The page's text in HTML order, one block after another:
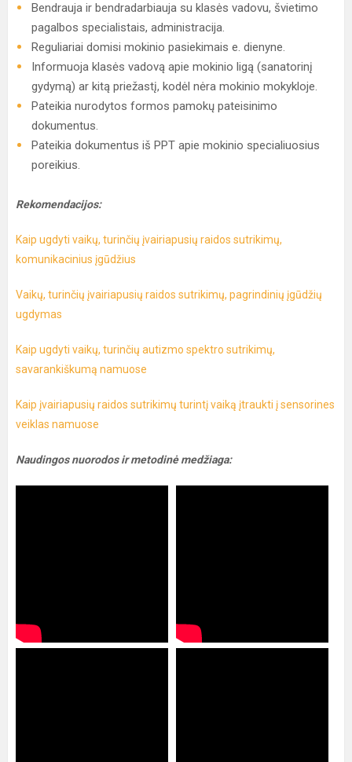
Bendrauja ir bendradarbiauja su klasės vadovu, švietimo
pagalbos specialistais, administracija.
Reguliariai domisi mokinio pasiekimais e. dienyne.
Informuoja klasės vadovą apie mokinio ligą (sanatorinį
gydymą) ar kitą priežastį, kodėl nėra mokinio mokykloje.
Pateikia nurodytos formos pamokų pateisinimo
dokumentus.
Pateikia dokumentus iš PPT apie mokinio specialiuosius
poreikius.
Rekomendacijos:
Kaip ugdyti vaikų, turinčių įvairiapusių raidos sutrikimų,
komunikacinius įgūdžius
Vaikų, turinčių įvairiapusių raidos sutrikimų, pagrindinių įgūdžių
ugdymas
Kaip ugdyti vaikų, turinčių autizmo spektro sutrikimų,
savarankiškumą namuose
Kaip įvairiapusių raidos sutrikimų turintį vaiką įtraukti į sensorines
veiklas namuose
Naudingos nuorodos ir metodinė medžiaga: